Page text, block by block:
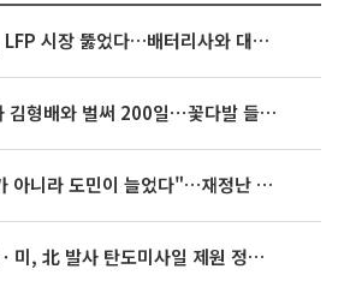
포스코퓨처엠, LFP 시장 뚫었다…배터리사와 대규모 장기 공급 합의
아옳이, 한의사 김형배와 벌써 200일⋯꽃다발 들고 "프러포즈 아냐"
추미애 "복지가 아니라 도민이 늘었다"…재정난 책임론 정면돌파
, 北 발사 탄도미사일 제원 정밀분석 중"